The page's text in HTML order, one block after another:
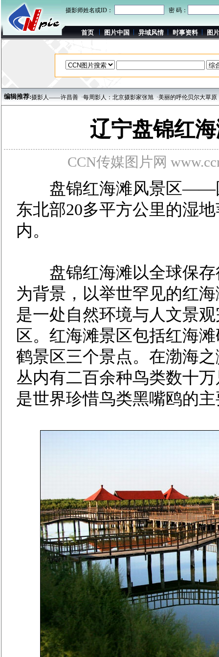
摄影师姓名或ID： 密 码：
首页 图片中国 异域风情 时事资料 图
编辑推荐:
人——许昌善 ·每周影人：北京摄影家张旭 ·美丽的呼伦贝尔大草原 ·千载古城水
辽宁盘锦红
CCN传媒图片网
盘锦红海滩风景区——国
东北部20多平方公里的湿
内。
盘锦红海滩以全球保存
为背景，以举世罕见的红
是一处自然环境与人文景
区。红海滩景区包括红海
鹤景区三个景点。在渤海
丛内有二百余种鸟类数十
是世界珍惜鸟类黑嘴鸥的